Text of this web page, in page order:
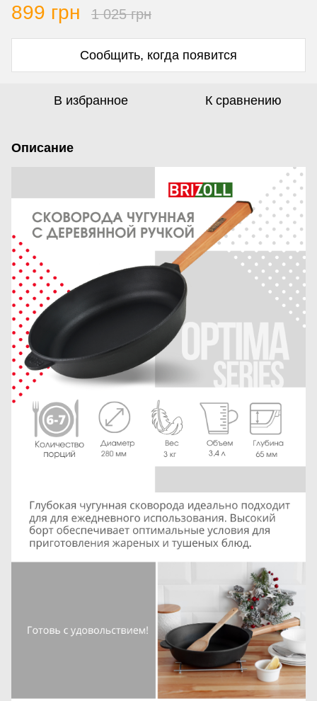
899 грн 1 025 грн
Сообщить, когда появится
В избранное К сравнению
Описание